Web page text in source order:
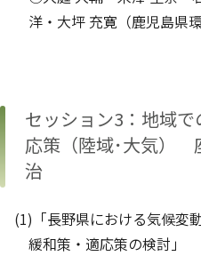
洋・大坪 充寛（鹿児島県
セッション3：地域
応策（陸域･大気）
治
(1)「長野県における気候変
緩和策・適応策の検討」